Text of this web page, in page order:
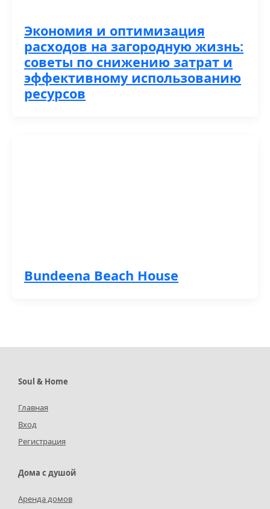
Экономия и оптимизация
расходов на загородную жизнь:
советы по снижению затрат и
эффективному использованию
ресурсов
Bundeena Beach House
Soul & Home
Главная
Вход
Регистрация
Дома с душой
Аренда домов